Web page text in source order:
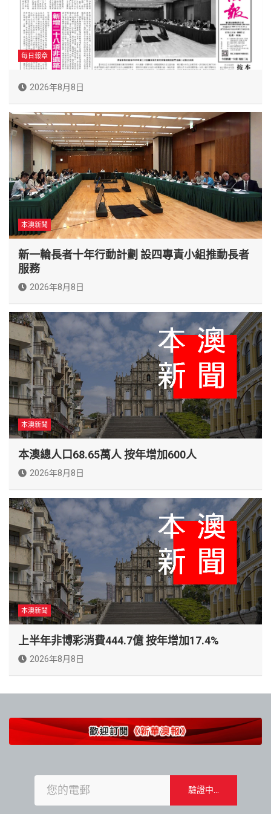
每日報章
2026年8月8日
本澳新聞
新一輪長者十年行動計劃 設四專責小組推動長者
服務
2026年8月8日
本澳新聞
本澳總人口68.65萬人 按年增加600人
2026年8月8日
本澳新聞
上半年非博彩消費444.7億 按年增加17.4%
2026年8月8日